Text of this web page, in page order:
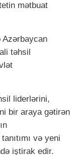
mətbuat
təhsil
liderlərini,
bir araya gətirən
və yeni
iştirak edir.